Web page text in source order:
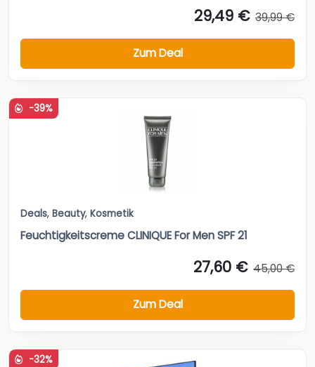
29,49 € 39,99 €
Zum Deal
-39%
Deals, Beauty, Kosmetik
Feuchtigkeitscreme CLINIQUE For Men SPF 21
27,60 € 45,00 €
Zum Deal
-32%